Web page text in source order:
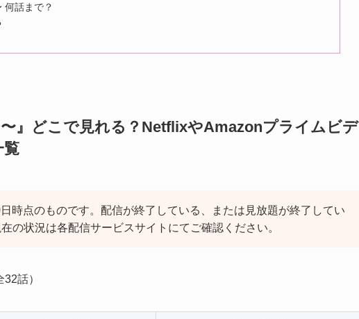
何話まで？
〜』どこで見れる？NetflixやAmazonプライムビデ
覧
時点のものです。配信が終了している、または見放題が終了してい
の状況は各配信サービスサイトにてご確認ください。
話）